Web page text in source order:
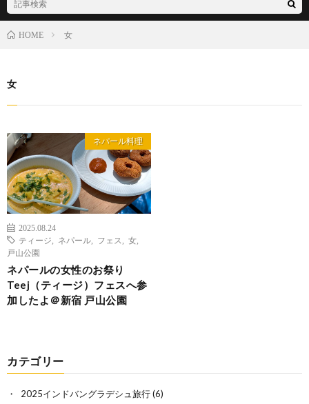
HOME 女
女
ネパール料理
2025.08.24
ティージ
ネパール フェス 女
戸山公園
ネパールの女性のお祭り
Teej（ティージ）フェスへ参
加したよ＠新宿 戸山公園
カテゴリー
2025インドバングラデシュ旅行(6)